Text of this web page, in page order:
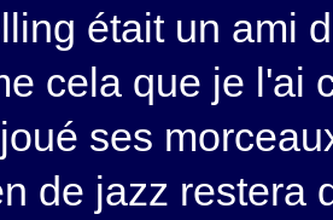
était un ami
cela que je l'ai
ses
de jazz restera